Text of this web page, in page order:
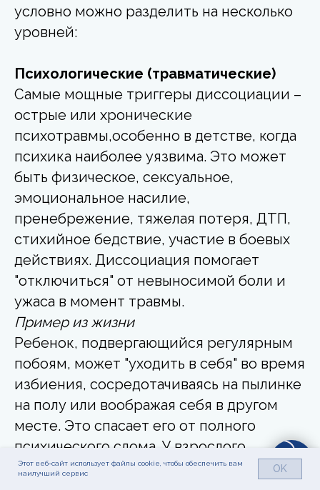
условно можно разделить на несколько
уровней:
Психологические (травматические)
Самые мощные триггеры диссоциации –
острые или хронические
психотравмы,особенно в детстве, когда
психика наиболее уязвима. Это может
быть физическое, сексуальное,
эмоциональное насилие,
пренебрежение, тяжелая потеря, ДТП,
стихийное бедствие, участие в боевых
действиях. Диссоциация помогает
"отключиться" от невыносимой боли и
ужаса в момент травмы.
Пример из жизни
Ребенок, подвергающийся регулярным
побоям, может "уходить в себя" во время
избиения, сосредотачиваясь на пылинке
на полу или воображая себя в другом
месте. Это спасает его от полного
психического слома. У взрослого
человека, пережившего нападение,
Этот веб-сайт использует файлы cookie, чтобы обеспечить вам
наилучший сервис
OK